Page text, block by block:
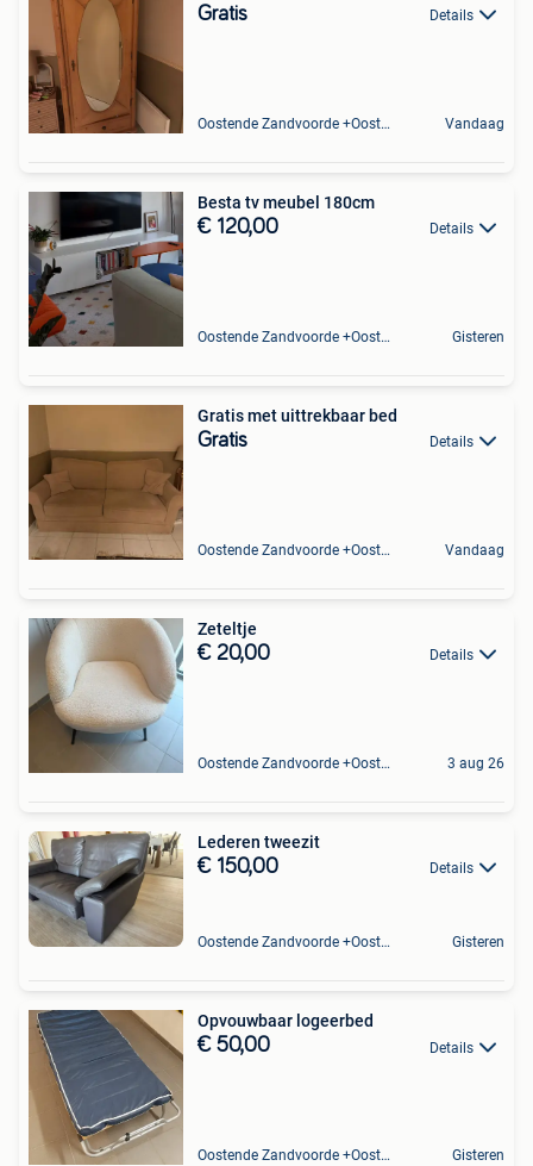
Gratis Details
Oostende Zandvoorde +Oostende Vandaag
Besta tv meubel 180cm
€ 120,00 Details
Oostende Zandvoorde +Oostende Gisteren
Gratis met uittrekbaar bed
Gratis Details
Oostende Zandvoorde +Oostende Vandaag
Zeteltje
€ 20,00 Details
Oostende Zandvoorde +Oostende 3 aug 26
Lederen tweezit
€ 150,00 Details
Oostende Zandvoorde +Oostende Gisteren
Opvouwbaar logeerbed
€ 50,00 Details
Oostende Zandvoorde +Oostende Gisteren